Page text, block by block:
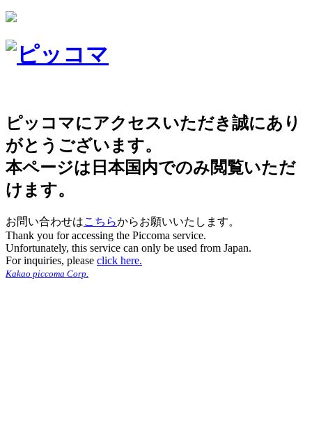
ピッコマにアクセスいただき誠にあり
がとうございます。
本ページは日本国内でのみ閲覧いただ
けます。
お問い合わせはこちらからお願いいたします。
Thank you for accessing the Piccoma service.
Unfortunately, this service can only be used from Japan.
For inquiries, please click here.
Kakao piccoma Corp.